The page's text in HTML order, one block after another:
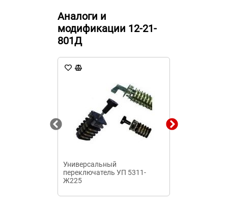
Аналоги и
модификации 12-21-
801Д
Универсальный
переключатель УП 5311-
Ж225